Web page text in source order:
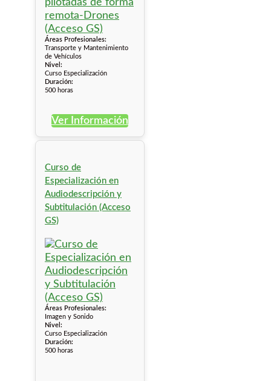
Áreas Profesionales:
Transporte y Mantenimiento
de Vehículos
Nivel:
Curso Especialización
Duración:
500 horas
Ver Información
Curso de
Especialización en
Audiodescripción y
Subtitulación (Acceso
GS)
Áreas Profesionales:
Imagen y Sonido
Nivel:
Curso Especialización
Duración:
500 horas